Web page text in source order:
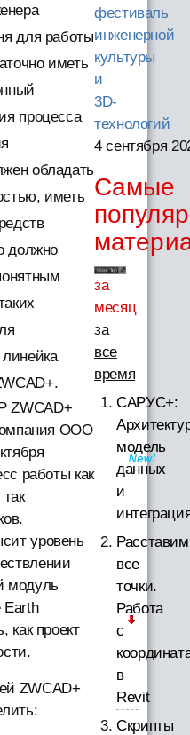
для работы
иметь
процесса
обладать
иметь
должно
линейка
ZWCAD+
ООО
работы как
уровень
модуль
Earth
как проект
ZWCAD+
фестиваль
инженерной
культуры
и
3D-
технологий
4 сентября
Самые
за
месяц
за
все
время
САРУС+:
модель
данных
и
Расставим
все
точки.
Работа
с
в
Revit
Скрипты